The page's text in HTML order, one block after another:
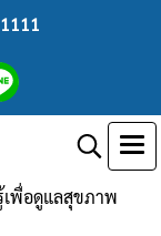
พื่อดูแลสุขภาพ